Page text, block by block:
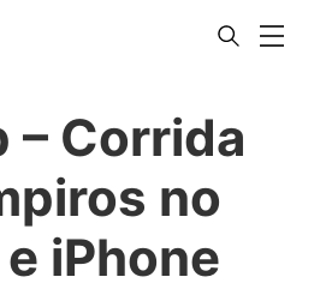
– Corrida
no
iPhone